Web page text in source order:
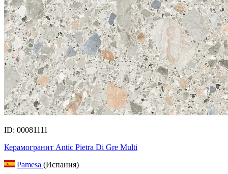
ID: 00081111
Керамогранит Antic Pietra Di Gre Multi
Pamesa (Испания)